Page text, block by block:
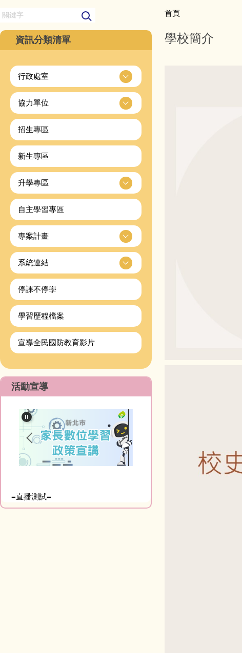
資訊分類清單
行政處室
協力單位
招生專區
新生專區
升學專區
自主學習專區
專案計畫
系統連結
停課不停學
學習歷程檔案
宣導全民國防教育影片
活動宣導
=直播測試=
首頁
學校簡介